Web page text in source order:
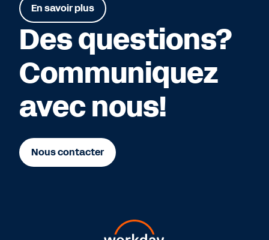
En savoir plus
Des questions?
Communiquez
avec nous!
Nous contacter